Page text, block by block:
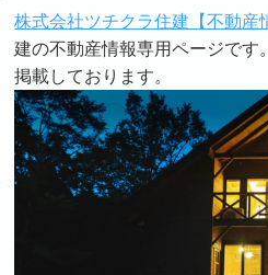
株式会社ツチクラ住建【不動産
建の不動産情報専用ページです
掲載しております。